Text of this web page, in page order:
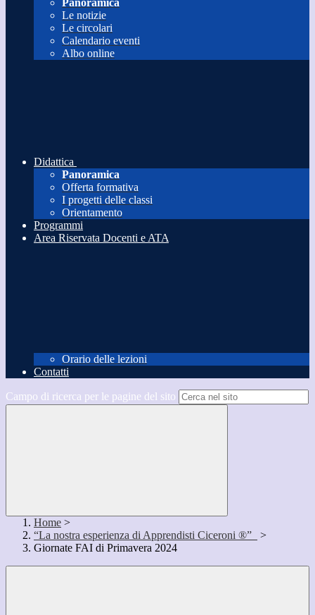
Panoramica
Le notizie
Le circolari
Calendario eventi
Albo online
Didattica
Panoramica
Offerta formativa
I progetti delle classi
Orientamento
Programmi
Area Riservata Docenti e ATA
Orario delle lezioni
Contatti
Campo di ricerca per le pagine del sito
Home >
“La nostra esperienza di Apprendisti Ciceroni ®”
>
Giornate FAI di Primavera 2024